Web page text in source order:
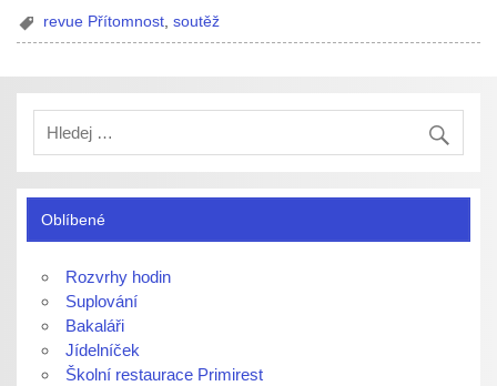
revue Přítomnost ,soutěž
Oblíbené
Rozvrhy hodin
Suplování
Bakaláři
Jídelníček
Školní restaurace Primirest